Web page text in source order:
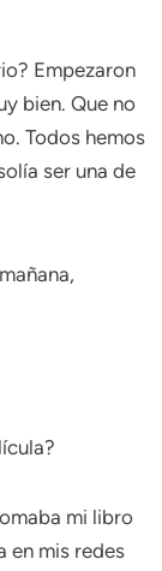
Empezaron
bien. Que no
Todos hemos
ser una de
mi libro
en mis redes